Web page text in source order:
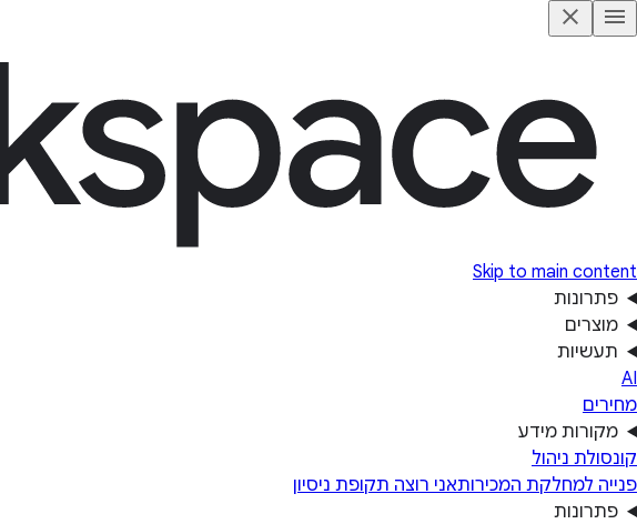
Skip to main content
פתרונות
מוצרים
תעשיות
AI
מחירים
מקורות מידע
קונסולת ניהול
פנייה למחלקת המכירותאני רוצה תקופת ניסיון
פתרונות